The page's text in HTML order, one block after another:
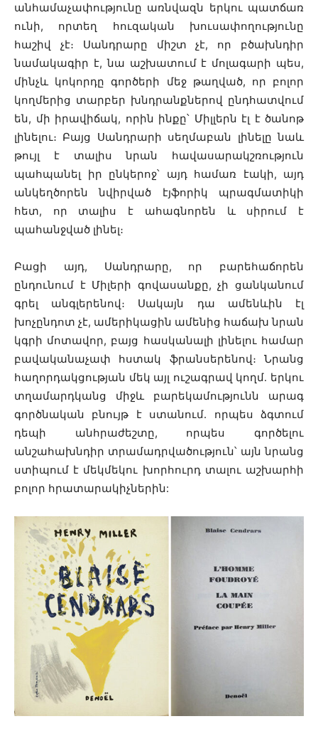
անհամաչափությունը առնվազն երկու պատճառ
ունի, որտեղ հուզական խուսափողությունը
հաշիվ չէ։ Սանդրարը միշտ չէ, որ բծախնդիր
նամակագիր է, նա աշխատում է մոլագարի պես,
մինչև կոկորդը գործերի մեջ թաղված, որ բոլոր
կողմերից տարբեր խնդրանքներով ընդհատվում
են, մի իրավիճակ, որին ինքը՝ Միլլերն էլ է ծանոթ
լինելու։ Բայց Սանդրարի սեղմաբան լինելը նաև
թույլ է տալիս նրան հավասարակշռություն
պահպանել իր ընկերոջ՝ այդ համառ էակի, այդ
անկեղծորեն նվիրված էյֆորիկ պրագմատիկի
հետ, որ տալիս է ահագնորեն և սիրում է
պահանջված լինել։
Բացի այդ, Սանդրարը, որ բարեհաճորեն
ընդունում է Միլերի գովասանքը, չի ցանկանում
գրել անգլերենով։ Սակայն դա ամենևին էլ
խոչընդոտ չէ, ամերիկացին ամենից հաճախ նրան
կգրի մոտավոր, բայց հասկանալի լինելու համար
բավականաչափ հստակ ֆրանսերենով։ Նրանց
հաղորդակցության մեկ այլ ուշագրավ կողմ․ երկու
տղամարդկանց միջև բարեկամությունն արագ
գործնական բնույթ է ստանում. որպես ձգտում
դեպի անհրաժեշտը, որպես գործելու
անշահախնդիր տրամադրվածություն՝ այն նրանց
ստիպում է մեկմեկու խորհուրդ տալու աշխարհի
բոլոր հրատարակիչներին: